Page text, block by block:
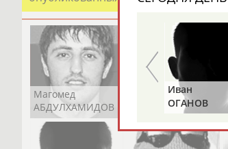
Магомед
АБДУЛХАМИДОВ
Шамиль
АБДУРАХМАНОВ
Альгирдас
ЛАУРИТЕНАС
Иван
ОГАНОВ